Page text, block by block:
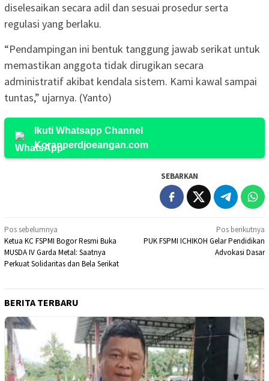
diselesaikan secara adil dan sesuai prosedur serta
regulasi yang berlaku.
“Pendampingan ini bentuk tanggung jawab serikat untuk
memastikan anggota tidak dirugikan secara
administratif akibat kendala sistem. Kami kawal sampai
tuntas,” ujarnya. (Yanto)
Ikuti Whatsapp Channel
Koranperdjoeangan.com
SEBARKAN
Navigasi
pos
Pos sebelumnya
Ketua KC FSPMI Bogor Resmi Buka
MUSDA IV Garda Metal: Saatnya
Perkuat Solidaritas dan Bela Serikat
Pos berikutnya
PUK FSPMI ICHIKOH Gelar Pendidikan
Advokasi Dasar
BERITA TERBARU